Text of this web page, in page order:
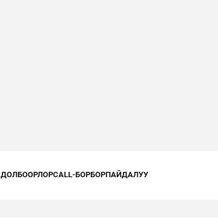
ДОЛБООРЛОРCALL-БОРБОРПАЙДАЛУУ